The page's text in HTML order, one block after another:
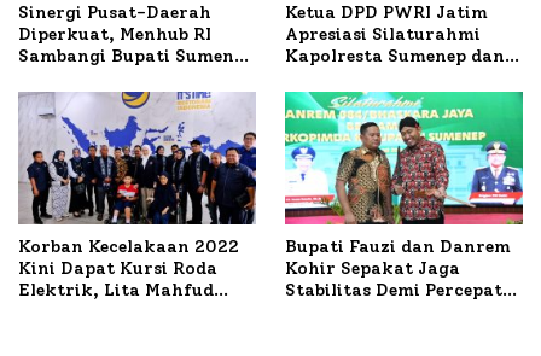
Sinergi Pusat-Daerah
Diperkuat, Menhub RI
Sambangi Bupati Sumenep
Mutiara Sentosa II
Ketua DPD PWRI Jatim
Apresiasi Silaturahmi
Kapolresta Sumenep dan
Ideal Polri-Pers
Korban Kecelakaan 2022
Kini Dapat Kursi Roda
Elektrik, Lita Mahfud
Bupati Fauzi dan Danrem
Kohir Sepakat Jaga
Stabilitas Demi Percepat